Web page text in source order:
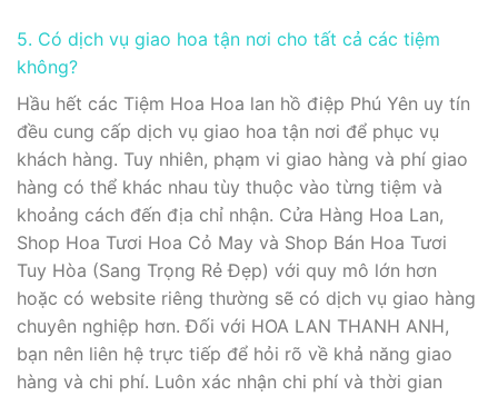
5. Có dịch vụ giao hoa tận nơi cho tất cả các tiệm
không?
Hầu hết các Tiệm Hoa Hoa lan hồ điệp Phú Yên uy tín
đều cung cấp dịch vụ giao hoa tận nơi để phục vụ
khách hàng. Tuy nhiên, phạm vi giao hàng và phí giao
hàng có thể khác nhau tùy thuộc vào từng tiệm và
khoảng cách đến địa chỉ nhận. Cửa Hàng Hoa Lan,
Shop Hoa Tươi Hoa Cỏ May và Shop Bán Hoa Tươi
Tuy Hòa (Sang Trọng Rẻ Đẹp) với quy mô lớn hơn
hoặc có website riêng thường sẽ có dịch vụ giao hàng
chuyên nghiệp hơn. Đối với HOA LAN THANH ANH,
bạn nên liên hệ trực tiếp để hỏi rõ về khả năng giao
hàng và chi phí. Luôn xác nhận chi phí và thời gian